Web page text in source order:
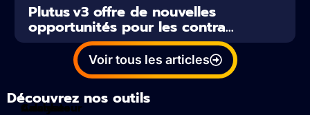
Plutus v3 offre de nouvelles
opportunités pour les contra...
Voir tous les articles
Découvrez nos outils
Calculateur
Analyses